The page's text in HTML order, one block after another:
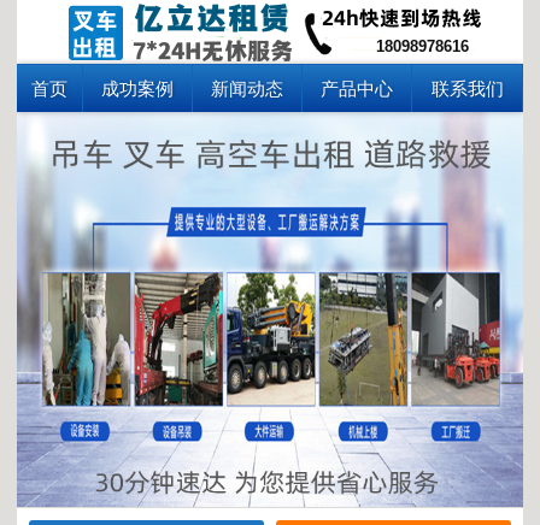
18098978616
首页 成功案例 新闻动态 产品中心 联系我们